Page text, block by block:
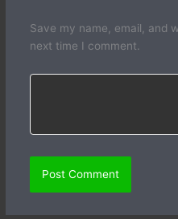
Save my name, email, and
next time I comment.